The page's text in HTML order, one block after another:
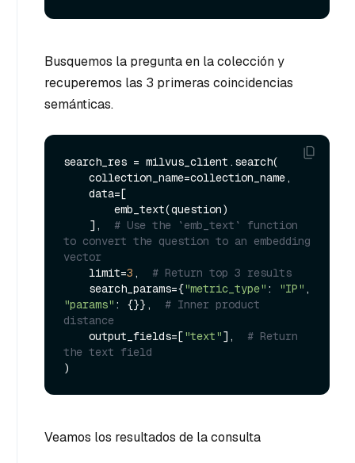
Busquemos la pregunta en la colección y
recuperemos las 3 primeras coincidencias
semánticas.
search_res = milvus_client.search(
    ],
# Use the `emb_text` function
to convert the question to an embedding
vector
    limit=
3 , # Return top 3 results
    search_params={
"metric_type" : "IP"
"params" : {}}, # Inner product
distance
    output_fields=[
"text"], # Return
the text field
Veamos los resultados de la consulta